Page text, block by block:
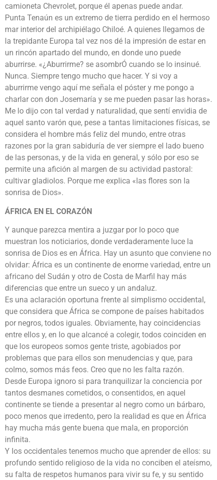
camioneta Chevrolet, porque él apenas puede andar.
Punta Tenaún es un extremo de tierra perdido en el hermoso
mar interior del archipiélago Chiloé. A quienes llegamos de
la trepidante Europa tal vez nos dé la impresión de estar en
un rincón apartado del mundo, en donde uno puede
aburrirse. «¿Aburrirme? se asombrÓ cuando se lo insinué.
Nunca. Siempre tengo mucho que hacer. Y si voy a
aburrirme vengo aquí me señala el póster y me pongo a
charlar con don Josemaría y se me pueden pasar las horas».
Me lo dijo con tal verdad y naturalidad, que sentí envidia de
aquel santo varón que, pese a tantas limitaciones físicas, se
considera el hombre más feliz del mundo, entre otras
razones por la gran sabiduría de ver siempre el lado bueno
de las personas, y de la vida en general, y sólo por eso se
permite una afición al margen de su actividad pastoral:
cultivar gladiolos. Porque me explica «las flores son la
sonrisa de Dios».
ÁFRICA EN EL CORAZÓN
Y aunque parezca mentira a juzgar por lo poco que
muestran los noticiarios, donde verdaderamente luce la
sonrisa de Dios es en África. Hay un asunto que conviene no
olvidar: África es un continente de enorme variedad, entre un
africano del Sudán y otro de Costa de Marfil hay más
diferencias que entre un sueco y un andaluz.
Es una aclaración oportuna frente al simplismo occidental,
que considera que África se compone de países habitados
por negros, todos iguales. Obviamente, hay coincidencias
entre ellos y, en lo que alcancé a colegir, todos coinciden en
que los europeos somos gente triste, agobiados por
problemas que para ellos son menudencias y que, para
colmo, somos más feos. Creo que no les falta razón.
Desde Europa ignoro si para tranquilizar la conciencia por
tantos desmanes cometidos, o consentidos, en aquel
continente se tiende a presentar al negro como un bárbaro,
poco menos que irredento, pero la realidad es que en África
hay mucha más gente buena que mala, en proporción
infinita.
Y los occidentales tenemos mucho que aprender de ellos: su
profundo sentido religioso de la vida no conciben el ateísmo,
su falta de respetos humanos para vivir su fe, y su sentido